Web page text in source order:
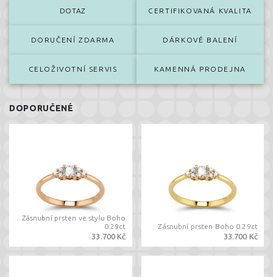
DOTAZ CERTIFIKOVANÁ KVALITA
DORUČENÍ ZDARMA DÁRKOVÉ BALENÍ
CELOŽIVOTNÍ SERVIS KAMENNÁ PRODEJNA
DOPORUČENÉ
Zásnubní prsten ve stylu Boho
0.29ct
33.700 Kč
Zásnubní prsten Boho 0.29ct
33.700 Kč